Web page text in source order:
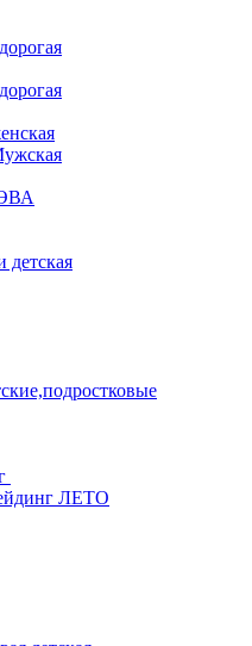
детская
ЛЕТО